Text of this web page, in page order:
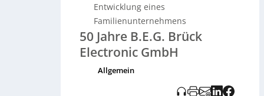
Mitarbeitenden und 15
Auslandsniederlassungen entwickelt.
Nach einem Brand 1979 wurde die
Produktion rasch wieder
aufgenommen. Die Produktpalette
erweiterte sich über die Jahre um
Präsenzmelder
Entwicklung eines
Familienunternehmens
50 Jahre B.E.G. Brück
Electronic GmbH
Allgemein